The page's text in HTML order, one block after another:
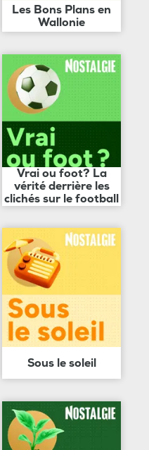
Les Bons Plans en
Wallonie
Vrai ou foot? La
vérité derrière les
clichés sur le football
Sous le soleil